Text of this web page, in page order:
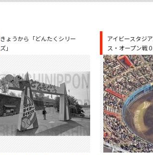
きょうから「どんたくシリー
ズ」
アイビースタジ
ス・オープン戦